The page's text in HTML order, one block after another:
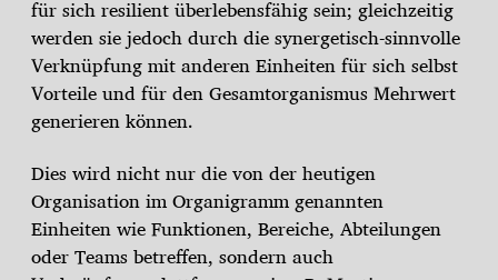
für sich resilient überlebensfähig sein; gleichzeitig
werden sie jedoch durch die synergetisch-sinnvolle
Verknüpfung mit anderen Einheiten für sich selbst
Vorteile und für den Gesamtorganismus Mehrwert
generieren können.
Dies wird nicht nur die von der heutigen
Organisation im Organigramm genannten
Einheiten wie Funktionen, Bereiche, Abteilungen
oder Teams betreffen, sondern auch